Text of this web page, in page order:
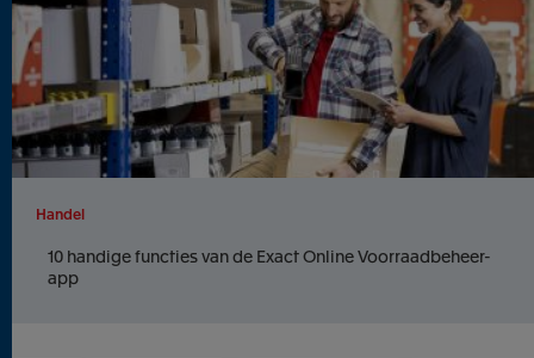
Handel
10 handige functies van de Exact Online Voorraadbeheer-
app